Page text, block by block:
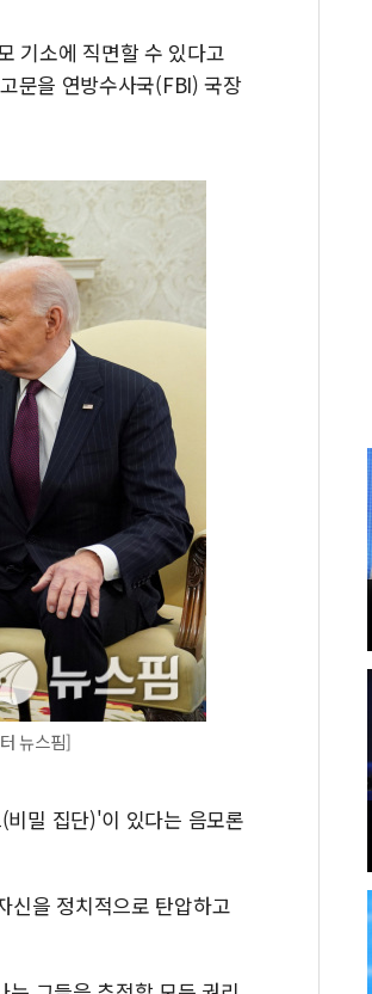
기소에 직면할 수 있다고
문을 연방수사국(FBI) 국장
뉴스핌]
밀 집단)'이 있다는 음모론
신을 정치적으로 탄압하고